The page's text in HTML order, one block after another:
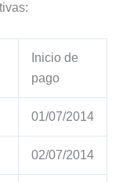
Inicio de
pago
01/07/2014
02/07/2014